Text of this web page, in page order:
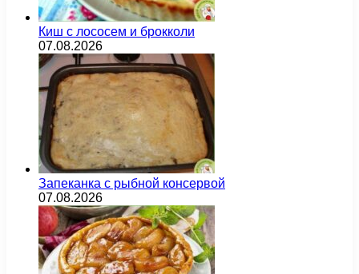
Киш с лососем и брокколи
07.08.2026
Запеканка с рыбной консервой
07.08.2026